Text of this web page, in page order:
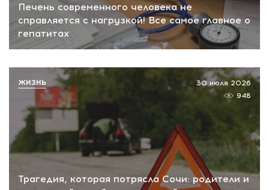
Печень современного человека не
справляется с нагрузкой! Все самое главное о
гепатитах
Трагедия, которая потрясла Сочи: родители и
30 июля 2026
948
ЖИЗНЬ